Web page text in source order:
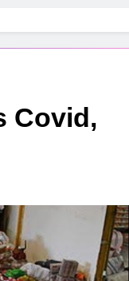
Covid,